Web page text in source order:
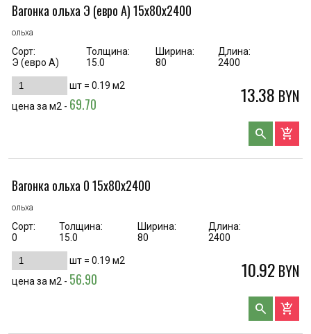
Вагонка ольха Э (евро А) 15х80х2400
ольха
Сорт:
Э (евро А)
Толщина:
15.0
Ширина:
80
Длина:
2400
шт = 0.19 м2
цена за м2 - 69.70 13.38 BYN
search add_shopping_cart
Вагонка ольха 0 15х80х2400
ольха
Сорт:
0
Толщина:
15.0
Ширина:
80
Длина:
2400
шт = 0.19 м2
цена за м2 - 56.90 10.92 BYN
search add_shopping_cart